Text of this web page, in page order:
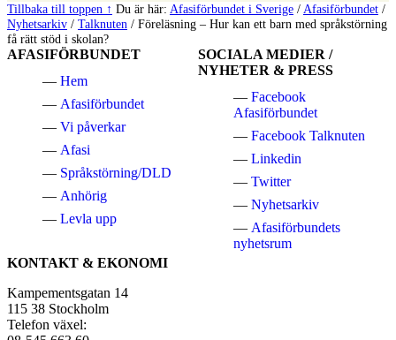
Tillbaka till toppen ↑ Du är här: Afasiförbundet i Sverige / Afasiförbundet /
Nyhetsarkiv / Talknuten / Föreläsning – Hur kan ett barn med språkstörning
få rätt stöd i skolan?
AFASIFÖRBUNDET
Hem
Afasiförbundet
Vi påverkar
Afasi
Språkstörning/DLD
Anhörig
Levla upp
SOCIALA MEDIER /
NYHETER & PRESS
Facebook
Afasiförbundet
Facebook Talknuten
Linkedin
Twitter
Nyhetsarkiv
Afasiförbundets
nyhetsrum
KONTAKT & EKONOMI
Kampementsgatan 14
115 38 Stockholm
Telefon växel: